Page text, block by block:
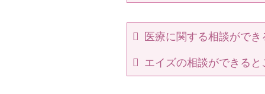
医療に関する相談ができ
エイズの相談ができる